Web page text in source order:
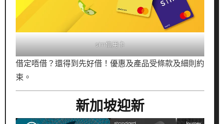
sim信用卡
借定唔借？還得到先好借！優惠及產品受條款及細則約
束。
新加坡迎新